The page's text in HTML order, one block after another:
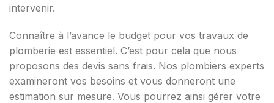
intervenir.
Connaître à l’avance le budget pour vos travaux de
plomberie est essentiel. C’est pour cela que nous
proposons des devis sans frais. Nos plombiers experts
examineront vos besoins et vous donneront une
estimation sur mesure. Vous pourrez ainsi gérer votre